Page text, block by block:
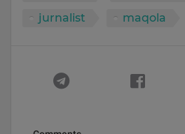
jurnalist
maqola